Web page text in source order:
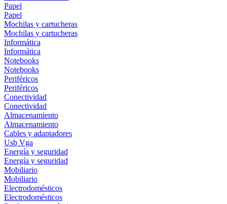
Papel
Papel
Mochilas y cartucheras
Mochilas y cartucheras
Informática
Informática
Notebooks
Notebooks
Periféricos
Periféricos
Conectividad
Conectividad
Almacenamiento
Almacenamiento
Cables y adaptadores
Usb Vga
Energía y seguridad
Energía y seguridad
Mobiliario
Mobiliario
Electrodomésticos
Electrodomésticos